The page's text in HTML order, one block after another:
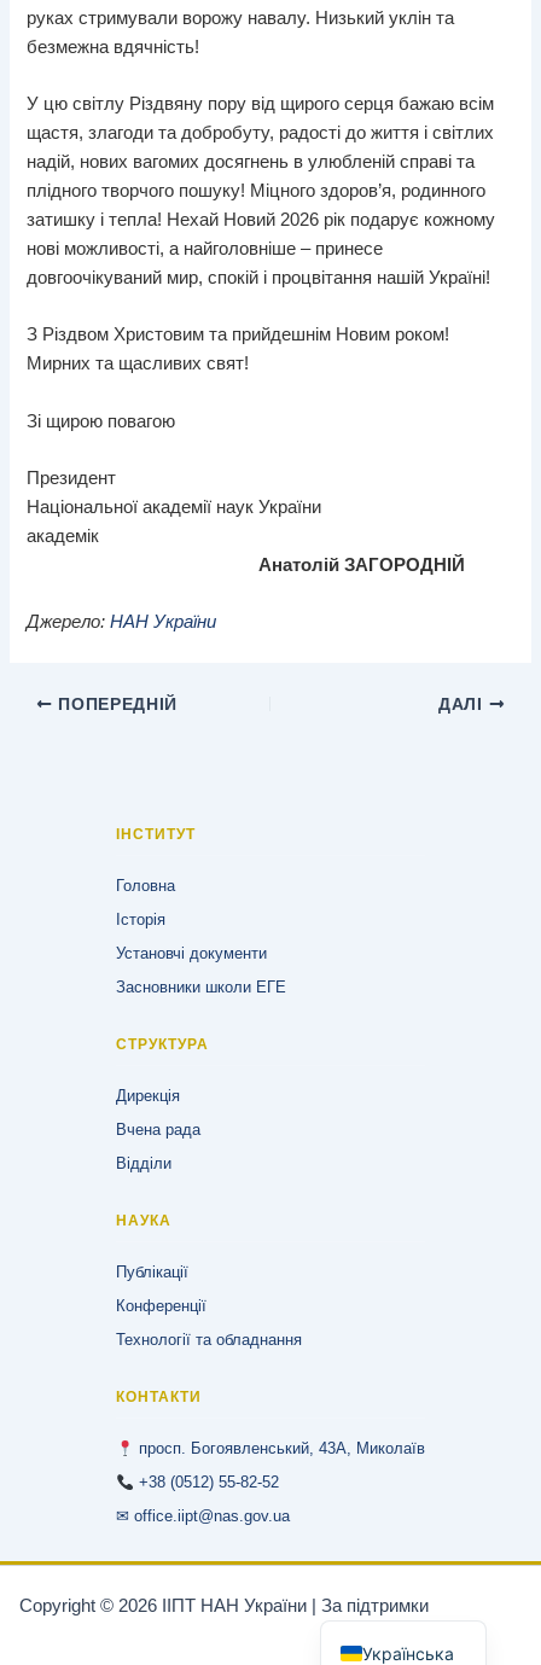
руках стримували ворожу навалу. Низький уклін та
безмежна вдячність!
У цю світлу Різдвяну пору від щирого серця бажаю всім
щастя, злагоди та добробуту, радості до життя і світлих
надій, нових вагомих досягнень в улюбленій справі та
плідного творчого пошуку! Міцного здоров’я, родинного
затишку і тепла! Нехай Новий 2026 рік подарує кожному
нові можливості, а найголовніше – принесе
довгоочікуваний мир, спокій і процвітання нашій Україні!
З Різдвом Христовим та прийдешнім Новим роком!
Мирних та щасливих свят!
Зі щирою повагою
Президент
Національної академії наук України
академік
Анатолій ЗАГОРОДНІЙ
Джерело:НАН України
ПОПЕРЕДНІЙ ДАЛІ
ІНСТИТУТ
Головна
Історія
Установчі документи
Засновники школи ЕГЕ
СТРУКТУРА
Дирекція
Вчена рада
Відділи
НАУКА
Публікації
Конференції
Технології та обладнання
КОНТАКТИ
просп. Богоявленський, 43А, Миколаїв
+38 (0512) 55-82-52
✉ office.iipt@nas.gov.ua
Copyright © 2026 ІІПТ НАН України | За підтримки
Українська
English